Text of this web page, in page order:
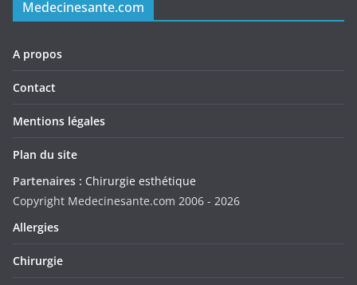
Medecinesante.com
A propos
Contact
Mentions légales
Plan du site
Partenaires : Chirurgie esthétique
Copyright Medecinesante.com 2006 - 2026
Allergies
Chirurgie